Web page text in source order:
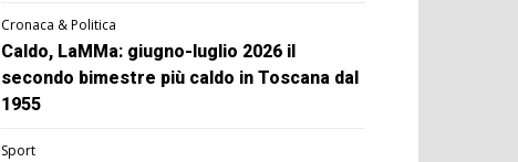
Cronaca & Politica
Caldo, LaMMa: giugno-luglio 2026 il
secondo bimestre più caldo in Toscana dal
1955
Sport